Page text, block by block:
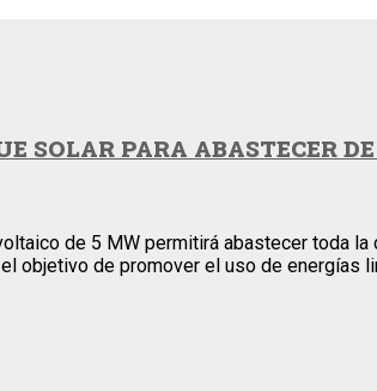
SOLAR PARA ABASTECER
de 5 MW permitirá abastecer toda
objetivo de promover el uso de energías